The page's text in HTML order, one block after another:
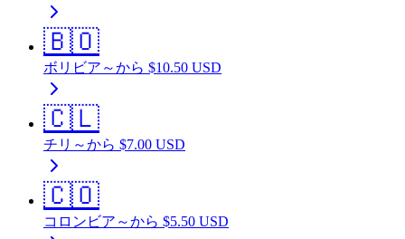
🇧🇴
ボリビア ～から $10.50 USD
🇨🇱
チリ ～から $7.00 USD
🇨🇴
コロンビア ～から $5.50 USD